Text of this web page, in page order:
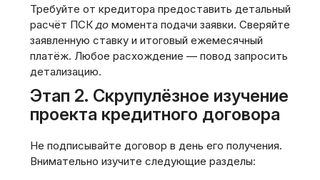
Требуйте от кредитора предоставить детальный
расчёт ПСКдо момента подачи заявки. Сверяйте
заявленную ставку и итоговый ежемесячный
платёж. Любое расхождение — повод запросить
детализацию.
Этап 2. Скрупулёзное изучение
проекта кредитного договора
Не подписывайте договор в день его получения.
Внимательно изучите следующие разделы: